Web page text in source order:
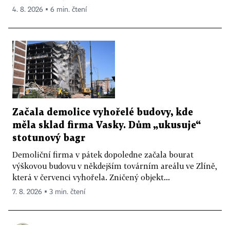
4. 8. 2026 ▪ 6 min. čtení
Začala demolice vyhořelé budovy, kde
měla sklad firma Vasky. Dům „ukusuje“
stotunový bagr
Demoliční firma v pátek dopoledne začala bourat
výškovou budovu v někdejším továrním areálu ve Zlíně,
která v červenci vyhořela. Zničený objekt...
7. 8. 2026 ▪ 3 min. čtení